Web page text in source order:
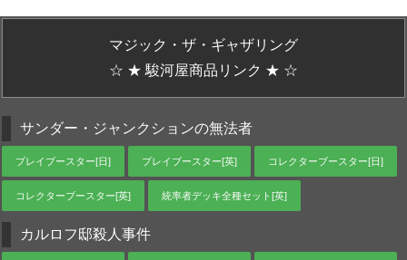
マジック・ザ・ギャザリング
☆ ★ 駿河屋商品リンク ★ ☆
サンダー・ジャンクションの無法者
プレイブースター[日] プレイブースター[英] コレクターブースター[日]
コレクターブースター[英] 統率者デッキ全種セット[英]
カルロフ邸殺人事件